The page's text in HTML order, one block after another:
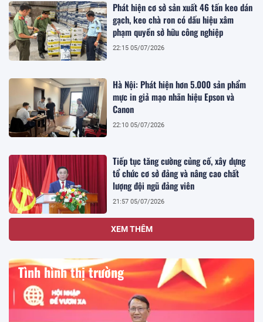
Phát hiện cơ sở sản xuất 46 tấn keo dán
gạch, keo chà ron có dấu hiệu xâm
phạm quyền sở hữu công nghiệp
22:15 05/07/2026
Hà Nội: Phát hiện hơn 5.000 sản phẩm
mực in giả mạo nhãn hiệu Epson và
Canon
22:10 05/07/2026
Tiếp tục tăng cường củng cố, xây dựng
tổ chức cơ sở đảng và nâng cao chất
lượng đội ngũ đảng viên
21:57 05/07/2026
XEM THÊM
Tình hình thị trường